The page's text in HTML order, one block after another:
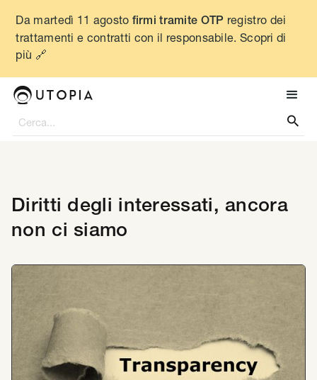
Da martedì 11 agosto firmi tramite OTP registro dei
trattamenti e contratti con il responsabile. Scopri di
più 🔗

Diritti degli interessati, ancora
non ci siamo